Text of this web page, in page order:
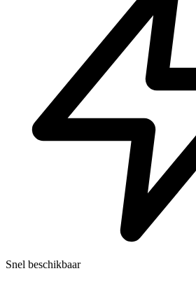
Snel beschikbaar